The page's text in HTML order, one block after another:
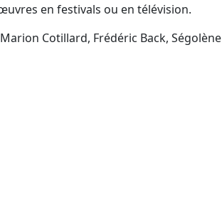
en festivals ou en télévision.
Cotillard, Frédéric Back, Ségolène